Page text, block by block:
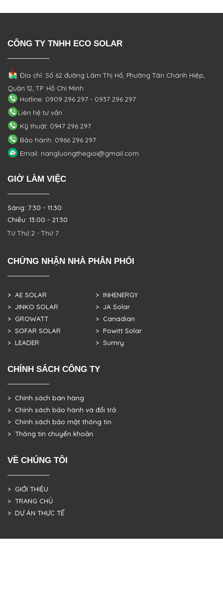
CÔNG TY TNHH ECO SOLAR
Địa chỉ: Số 62 đường Lâm Thị Hố, PhườngTân Chánh Hiệp,
Quận 12, TP. Hồ Chí Minh
Hotline: 0909 296 297 - 0937 296 297
Liên hệ tư vấn
Kỹ thuật: 0947 296 297
Bảo hành: 0966 296 297
Email: nangluongthegioi@gmail.com
GIỜ LÀM VIỆC
Sáng: 7:30 - 11:30
Chiều: 13:00 - 21:30
Từ Thứ 2 - Thứ 7
CHỨNG NHẬN NHÀ PHÂN PHỐI
> AE SOLAR
> JINKO SOLAR
> GROWATT
> SOFAR SOLAR
> LEADER
> INHENERGY
> JA Solar
> Canadian
> Powitt Solar
> Sumry
CHÍNH SÁCH CÔNG TY
> Chính sách bán hàng
> Chính sách bảo hành và đổi trả
> Chính sách bảo mật thông tin
> Thông tin chuyển khoản
VỀ CHÚNG TÔI
> GIỚI THIỆU
> TRANG CHỦ
> DỰ ÁN THỰC TẾ